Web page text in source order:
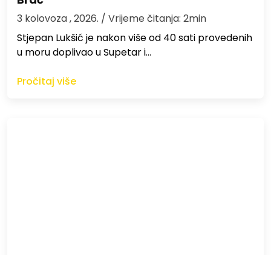
3 kolovoza , 2026. / Vrijeme čitanja: 2min
St​jepan Lukšić je nakon više od 40 sati provedenih
u moru doplivao u Supetar i…
Pročitaj više